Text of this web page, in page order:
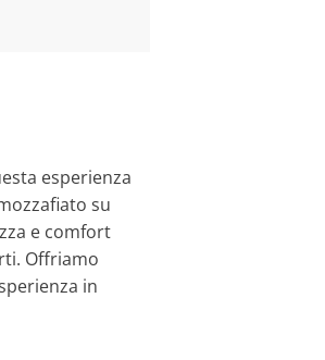
esperienza
su
e comfort
Offriamo
in